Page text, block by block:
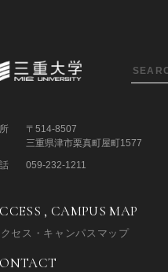
〒514-8507
三重県津市栗真町屋町1577
059-232-1211
, CAMPUS MAP
セス・キャンパスマップ